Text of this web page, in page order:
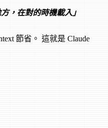
，在對的時機載入」
節省。 這就是 Claude